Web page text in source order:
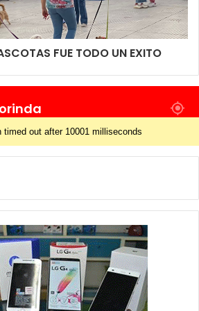
FUE TODO UN EXITO
timed out after 10001 milliseconds